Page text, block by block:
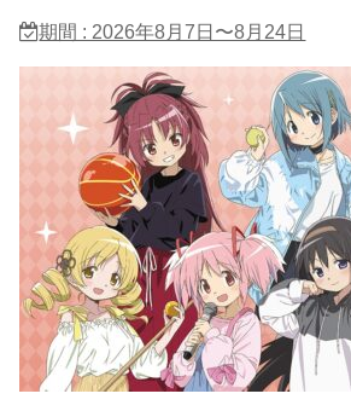
期間 : 2026年8月7日〜8月24日